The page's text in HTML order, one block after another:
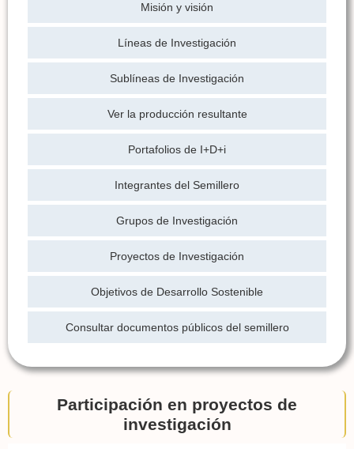
Misión y visión
Líneas de Investigación
Sublíneas de Investigación
Ver la producción resultante
Portafolios de I+D+i
Integrantes del Semillero
Grupos de Investigación
Proyectos de Investigación
Objetivos de Desarrollo Sostenible
Consultar documentos públicos del semillero
Participación en proyectos de
investigación